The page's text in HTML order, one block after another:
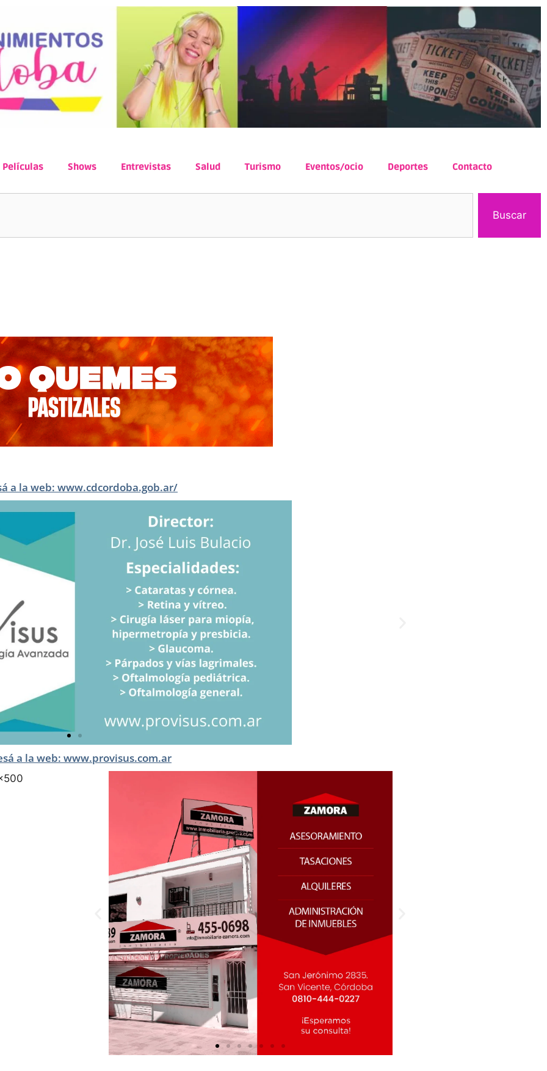
Películas Shows Entrevistas Salud Turismo Eventos/ocio Deportes Contacto
Buscar
a la web: www.cdcordoba.gob.ar/
a la web: www.provisus.com.ar